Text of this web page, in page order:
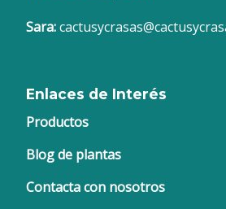
Sara:
Enlaces de Interés
Productos
Blog de plantas
Contacta con nosotros